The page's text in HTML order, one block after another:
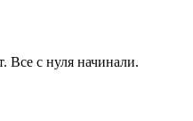
Все с нуля начинали.